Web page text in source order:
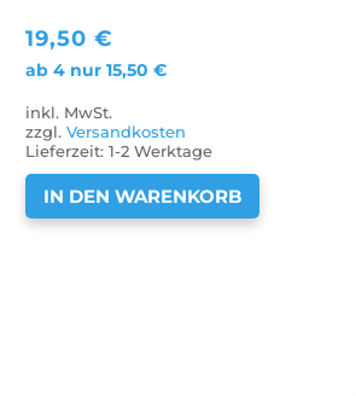
19,50€
ab 4 nur15,50€
inkl. MwSt.
zzgl.Versandkosten
Lieferzeit:1-2 Werktage
IN DEN WARENKORB